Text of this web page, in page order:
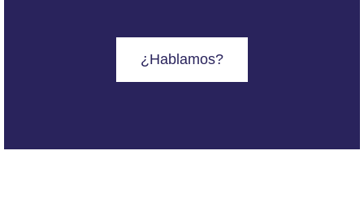
¿Hablamos?